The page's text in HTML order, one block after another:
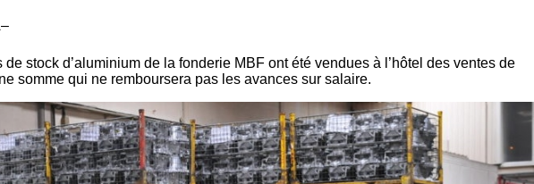
–
de stock d’aluminium de la fonderie MBF ont été vendues à l’hôtel des ventes de
somme qui ne remboursera pas les avances sur salaire.